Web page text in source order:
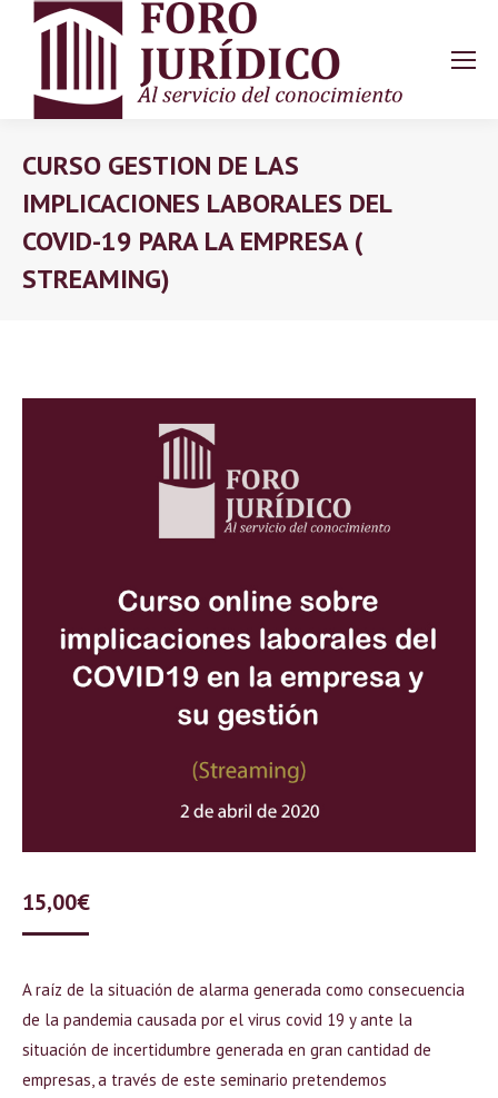
CURSO GESTION DE LAS
IMPLICACIONES LABORALES DEL
COVID-19 PARA LA EMPRESA (
STREAMING)
15,00€
A raíz de la situación de alarma generada como consecuencia
de la pandemia causada por el virus covid 19 y ante la
situación de incertidumbre generada en gran cantidad de
empresas, a través de este seminario pretendemos